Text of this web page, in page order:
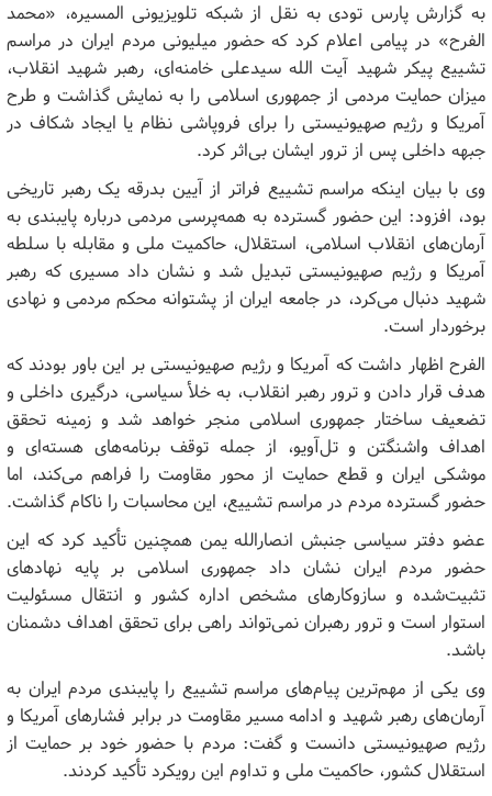
به گزارش پارس تودی به نقل از شبکه تلویزیونی المسیره، «محمد
الفرح» در پیامی اعلام کرد که حضور میلیونی مردم ایران در مراسم
تشییع پیکر شهید آیت الله سیدعلی خامنه‌ای، رهبر شهید انقلاب،
میزان حمایت مردمی از جمهوری اسلامی را به نمایش گذاشت و طرح
آمریکا و رژیم صهیونیستی را برای فروپاشی نظام یا ایجاد شکاف در
جبهه داخلی پس از ترور ایشان بی‌اثر کرد.
وی با بیان اینکه مراسم تشییع فراتر از آیین بدرقه یک رهبر تاریخی
بود، افزود: این حضور گسترده به همه‌پرسی مردمی درباره پایبندی به
آرمان‌های انقلاب اسلامی، استقلال، حاکمیت ملی و مقابله با سلطه
آمریکا و رژیم صهیونیستی تبدیل شد و نشان داد مسیری که رهبر
شهید دنبال می‌کرد، در جامعه ایران از پشتوانه محکم مردمی و نهادی
برخوردار است.
الفرح اظهار داشت که آمریکا و رژیم صهیونیستی بر این باور بودند که
هدف قرار دادن و ترور رهبر انقلاب، به خلأ سیاسی، درگیری داخلی و
تضعیف ساختار جمهوری اسلامی منجر خواهد شد و زمینه تحقق
اهداف واشنگتن و تل‌آویو، از جمله توقف برنامه‌های هسته‌ای و
موشکی ایران و قطع حمایت از محور مقاومت را فراهم می‌کند، اما
حضور گسترده مردم در مراسم تشییع، این محاسبات را ناکام گذاشت.
عضو دفتر سیاسی جنبش انصارالله یمن همچنین تأکید کرد که این
حضور مردم ایران نشان داد جمهوری اسلامی بر پایه نهادهای
تثبیت‌شده و سازوکارهای مشخص اداره کشور و انتقال مسئولیت
استوار است و ترور رهبران نمی‌تواند راهی برای تحقق اهداف دشمنان
باشد.
وی یکی از مهم‌ترین پیام‌های مراسم تشییع را پایبندی مردم ایران به
آرمان‌های رهبر شهید و ادامه مسیر مقاومت در برابر فشارهای آمریکا و
رژیم صهیونیستی دانست و گفت: مردم با حضور خود بر حمایت از
استقلال کشور، حاکمیت ملی و تداوم این رویکرد تأکید کردند.